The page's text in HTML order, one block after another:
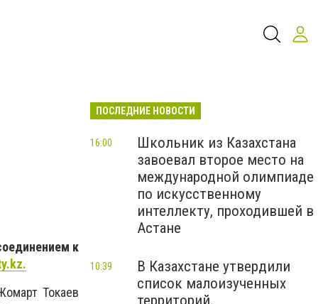
к
.kz.
Токаев
ПОСЛЕДНИЕ НОВОСТИ
Школьник из Казахстана
завоевал второе место на
международной олимпиаде
по искусственному
интеллекту, проходившей в
Астане
16:00
В Казахстане утвердили
список малоизученных
территорий,
10:39